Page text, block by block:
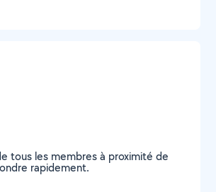
tous les membres à proximité de
rapidement.